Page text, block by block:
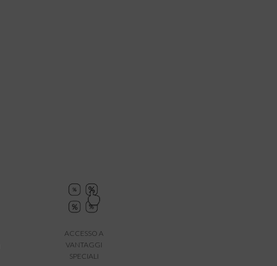
ACCESSO A
VANTAGGI
SPECIALI